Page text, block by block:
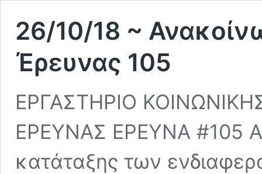
26/10/18 ~
Έρευνας 105
ΕΡΓΑΣΤΗΡΙΟ
ΕΡΕΥΝΑΣ ΕΡΕΥΝΑ #105
κατάταξης των